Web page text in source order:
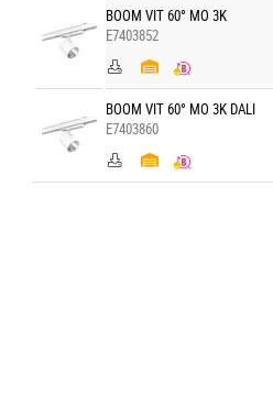
BOOM VIT 60° MO 3K
E7403852
BOOM VIT 60° MO 3K DALI
E7403860